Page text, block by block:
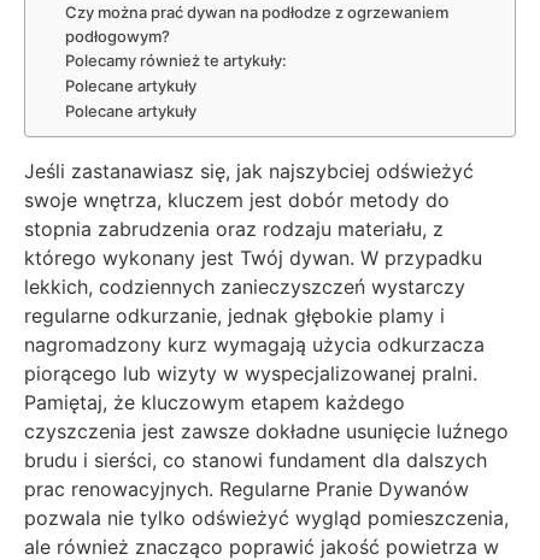
Czy można prać dywan na podłodze z ogrzewaniem
podłogowym?
Polecamy również te artykuły:
Polecane artykuły
Polecane artykuły
Jeśli zastanawiasz się, jak najszybciej odświeżyć
swoje wnętrza, kluczem jest dobór metody do
stopnia zabrudzenia oraz rodzaju materiału, z
którego wykonany jest Twój dywan. W przypadku
lekkich, codziennych zanieczyszczeń wystarczy
regularne odkurzanie, jednak głębokie plamy i
nagromadzony kurz wymagają użycia odkurzacza
piorącego lub wizyty w wyspecjalizowanej pralni.
Pamiętaj, że kluczowym etapem każdego
czyszczenia jest zawsze dokładne usunięcie luźnego
brudu i sierści, co stanowi fundament dla dalszych
prac renowacyjnych. Regularne Pranie Dywanów
pozwala nie tylko odświeżyć wygląd pomieszczenia,
ale również znacząco poprawić jakość powietrza w